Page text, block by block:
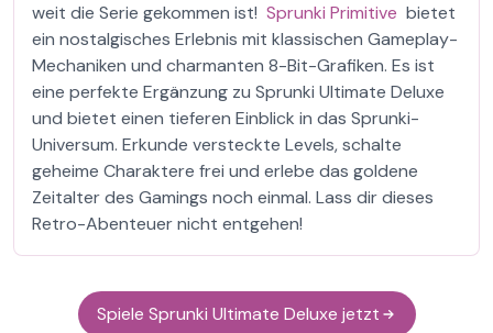
weit die Serie gekommen ist! Sprunki Primitive bietet
ein nostalgisches Erlebnis mit klassischen Gameplay-
Mechaniken und charmanten 8-Bit-Grafiken. Es ist
eine perfekte Ergänzung zu Sprunki Ultimate Deluxe
und bietet einen tieferen Einblick in das Sprunki-
Universum. Erkunde versteckte Levels, schalte
geheime Charaktere frei und erlebe das goldene
Zeitalter des Gamings noch einmal. Lass dir dieses
Retro-Abenteuer nicht entgehen!
Spiele Sprunki Ultimate Deluxe jetzt